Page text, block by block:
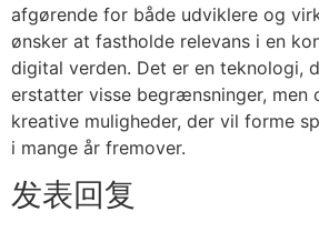
afgørende for både udviklere og
ønsker at fastholde relevans i en
digital verden. Det er en teknologi,
erstatter visse begrænsninger, men
kreative muligheder, der vil forme
i mange år fremover.
发表回复